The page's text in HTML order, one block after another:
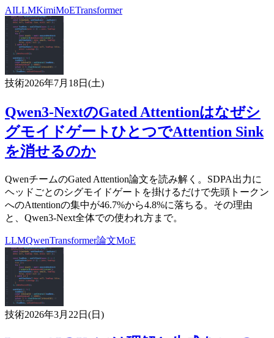
AILLMKimiMoETransformer
技術2026年7月18日(土)
Qwen3-NextのGated Attentionはなぜシ
グモイドゲートひとつでAttention Sink
を消せるのか
QwenチームのGated Attention論文を読み解く。SDPA出力に
ヘッドごとのシグモイドゲートを掛けるだけで先頭トークン
へのAttentionの集中が46.7%から4.8%に落ちる。その理由
と、Qwen3-Next全体での使われ方まで。
LLMQwenTransformer論文MoE
技術2026年3月22日(日)